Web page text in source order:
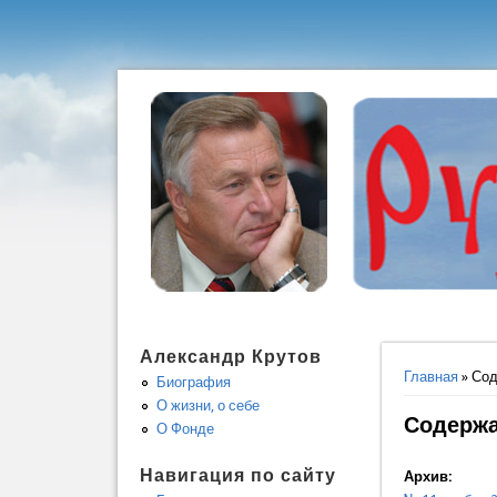
Вы здесь
Главная »
Архив:
Александр Крутов
Биография
О жизни, о себе
О Фонде
Навигация по сайту